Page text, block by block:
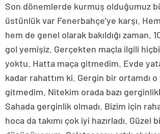
Son dönemlerde kurmuş olduğumuz
üstünlük var Fenerbahçe’ye karşı.
hem de genel olarak bakıldığı zaman.
gol yemişiz. Gerçekten maçla ilgili
yoktu. Hatta maça gitmedim. Evde
kadar rahattım ki. Gergin bir ortamdı
gitmedim. Nitekim orada bazı
Sahada gerginlik olmadı. Bizim için
hoca da takımı çok iyi hazırladı. Güzel